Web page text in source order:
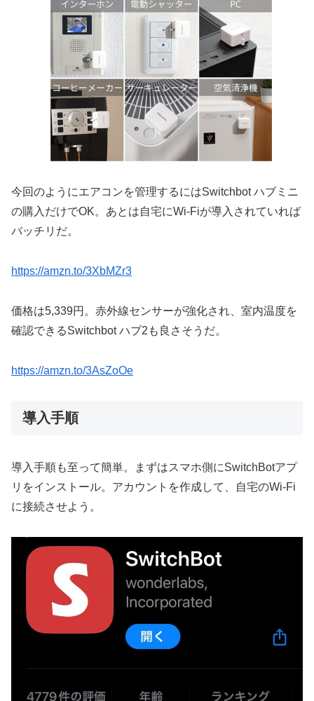
今回のようにエアコンを管理するにはSwitchbot ハブミニ
の購入だけでOK。あとは自宅にWi-Fiが導入されていれば
バッチリだ。
https://amzn.to/3XbMZr3
価格は5,339円。赤外線センサーが強化され、室内温度を
確認できるSwitchbot ハブ2も良さそうだ。
https://amzn.to/3AsZoOe
導入手順
導入手順も至って簡単。まずはスマホ側にSwitchBotアプ
リをインストール。アカウントを作成して、自宅のWi-Fi
に接続させよう。